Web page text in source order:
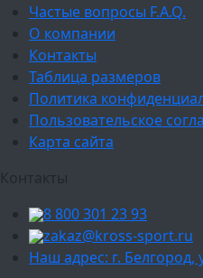
Частые вопросы F.A.Q.
О компании
Контакты
Таблица размеров
Политика
Пользовательское
Карта сайта
Контакты
8 800 301 23 93
zakaz@kross-sport.ru
Наш адрес: г. Белгород,